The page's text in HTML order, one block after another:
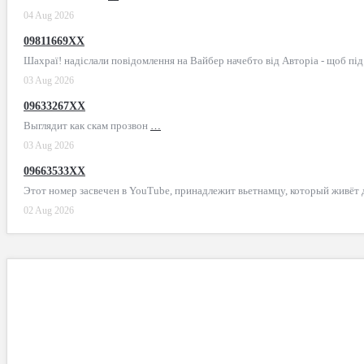
04 Aug 2026
09811669XX
Шахраї! надіслали повідомлення на Вайбер начебто від Авторіа - щоб під
03 Aug 2026
09633267XX
Выглядит как скам прозвон …
03 Aug 2026
09663533XX
Этот номер засвечен в YouTube, принадлежит вьетнамцу, который живёт
02 Aug 2026